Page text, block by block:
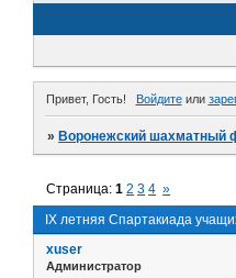
Привет, Гость! Войдитеили
»Воронежский шахматный
IX летняя Спартакиада
Страница:1 2 3 4 »
xuser
Администратор